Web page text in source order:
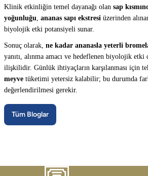
Klinik etkinliğin temel dayanağı olan sap
yoğunluğu ananas sapı ekstresi üzerinden
biyolojik etki potansiyeli sunar.
Sonuç olarak, ne kadar ananasla yeterli
yanıtı, alınma amacı ve hedeflenen biyolojik etki
ilişkilidir. Günlük ihtiyaçların karşılanması için
meyve tüketimi yetersiz kalabilir; bu durumda
değerlendirilmesi gerekir.
Tüm Bloglar